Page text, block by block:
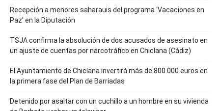
Recepción a menores saharauis del programa ‘Vacaciones en
Paz’ en la Diputación
TSJA confirma la absolución de dos acusados de asesinato en
un ajuste de cuentas por narcotráfico en Chiclana (Cádiz)
El Ayuntamiento de Chiclana invertirá más de 800.000 euros en
la primera fase del Plan de Barriadas
Detenido por asaltar con un cuchillo a un hombre en su vivienda